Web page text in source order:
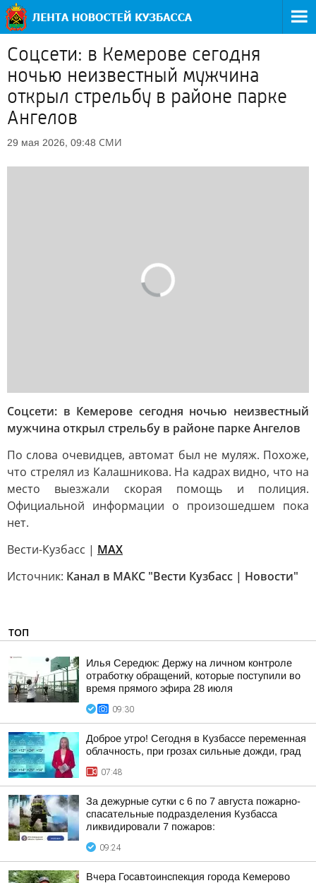
Соцсети: в Кемерове сегодня
ночью неизвестный мужчина
открыл стрельбу в районе парке
Ангелов
29 мая 2026, 09:48 СМИ
Соцсети: в Кемерове сегодня ночью неизвестный
мужчина открыл стрельбу в районе парке Ангелов
По слова очевидцев, автомат был не муляж. Похоже,
что стрелял из Калашникова. На кадрах видно, что на
место выезжали скорая помощь и полиция.
Официальной информации о произошедшем пока
нет.
Вести-Кузбасс | MAX
Источник: Канал в МАКС "Вести Кузбасс | Новости"
ТОП
Илья Середюк: Держу на личном контроле
отработку обращений, которые поступили во
время прямого эфира 28 июля
09:30
Доброе утро! Сегодня в Кузбассе переменная
облачность, при грозах сильные дожди, град
07:48
За дежурные сутки с 6 по 7 августа пожарно-
спасательные подразделения Кузбасса
ликвидировали 7 пожаров:
09:24
Вчера Госавтоинспекция города Кемерово